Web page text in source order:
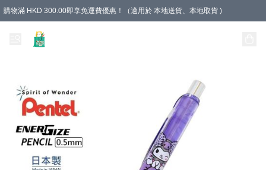
購物滿 HKD 300.00即享免運費優惠！（適用於 本地送貨、本地取貨 )